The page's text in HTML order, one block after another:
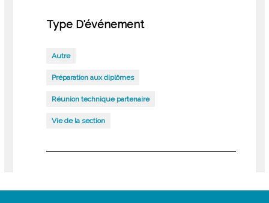
Type D'événement
Autre
Préparation aux diplômes
Réunion technique partenaire
Vie de la section